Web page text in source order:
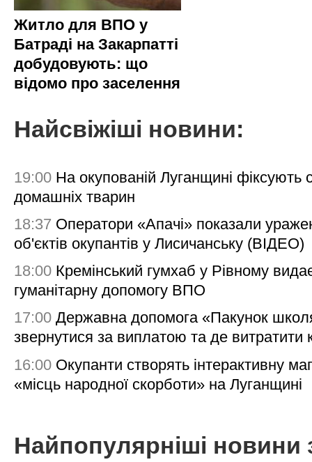
Житло для ВПО у
Батраді на Закарпатті
добудовують: що
відомо про заселення
Найсвіжіші новини:
19:00 На окупованій Луганщині фіксують
домашніх тварин
18:37 Оператори «Апачі» показали
об'єктів окупантів у Лисичанську (ВІДЕО)
18:00 Кремінський гумхаб у Рівному
гуманітарну допомогу ВПО
17:00 Державна допомога «Пакунок
звернутися за виплатою та де витратити
16:00 Окупанти створять інтерактивну
«місць народної скорботи» на Луганщині
Найпопулярніші новини